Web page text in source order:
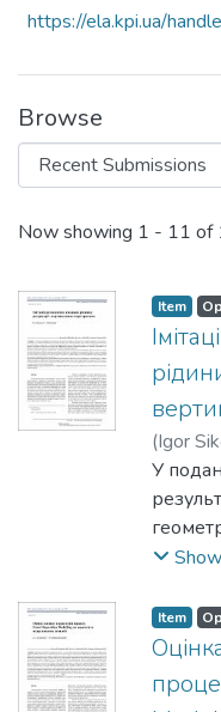
https://ela.kpi.ua/
Browse
Recent
Now showing 1 - 11 of
Item
(Igor
2024)
У
них
Item